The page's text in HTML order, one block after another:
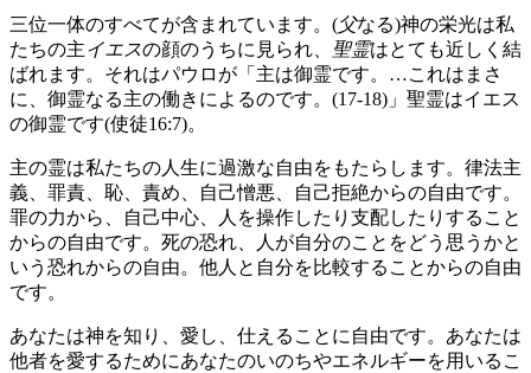
三位一体のすべてが含まれています。(父なる)神の栄光は私
たちの主イエスの顔のうちに見られ、 聖霊はとても近しく結
ばれます。それはパウロが「主は御霊です。…これはまさ
に、御霊なる主の働きによるのです。(17-18)」聖霊はイエス
の御霊です(使徒16:7)。
主の霊は私たちの人生に過激な自由をもたらします。律法主
義、罪責、恥、責め、自己憎悪、自己拒絶からの自由です。
罪の力から、自己中心、人を操作したり支配したりすること
からの自由です。死の恐れ、人が自分のことをどう思うかと
いう恐れからの自由。他人と自分を比較することからの自由
です。
あなたは神を知り、愛し、仕えることに自由です。あなたは
他者を愛するためにあなたのいのちやエネルギーを用いるこ